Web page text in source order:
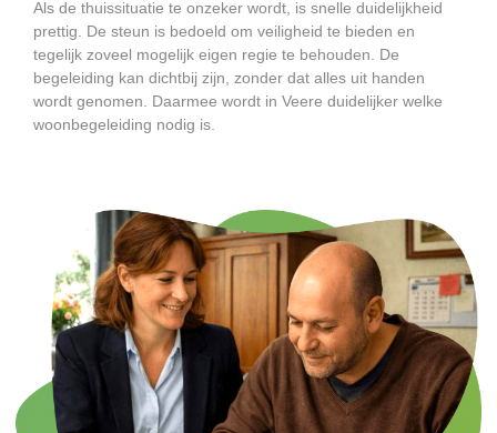
Als de thuissituatie te onzeker wordt, is snelle duidelijkheid
prettig. De steun is bedoeld om veiligheid te bieden en
tegelijk zoveel mogelijk eigen regie te behouden. De
begeleiding kan dichtbij zijn, zonder dat alles uit handen
wordt genomen. Daarmee wordt in Veere duidelijker welke
woonbegeleiding nodig is.